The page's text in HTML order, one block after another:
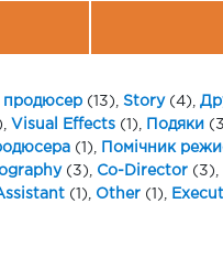
продюсер(13), Story(4),
Visual Effects(1), Подяки
(1), Помічник
(3), Co-Director(3),
(1), Other(1),